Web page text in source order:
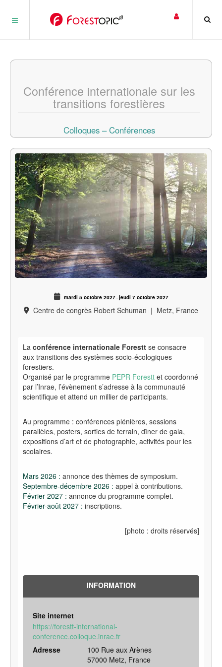
Conférence internationale sur les
transitions forestières
Colloques – Conférences
mardi 5 octobre 2027-jeudi 7 octobre 2027
Centre de congrès Robert Schuman | Metz, France
La conférence internationale Forestt se consacre
aux transitions des systèmes socio-écologiques
forestiers.
Organisé par le programme PEPR Forestt et coordonné
par l’Inrae, l’évènement s’adresse à la communauté
scientifique et attend un millier de participants.
Au programme : conférences plénières, sessions
parallèles, posters, sorties de terrain, dîner de gala,
expositions d’art et de photographie, activités pour les
scolaires.
Mars 2026 : annonce des thèmes de symposium.
Septembre-décembre 2026 : appel à contributions.
Février 2027 : annonce du programme complet.
Février-août 2027 : inscriptions.
[photo : droits réservés]
INFORMATION
Site internet
https://forestt-international-
conference.colloque.inrae.fr
Adresse
100 Rue aux Arènes
57000 Metz, France